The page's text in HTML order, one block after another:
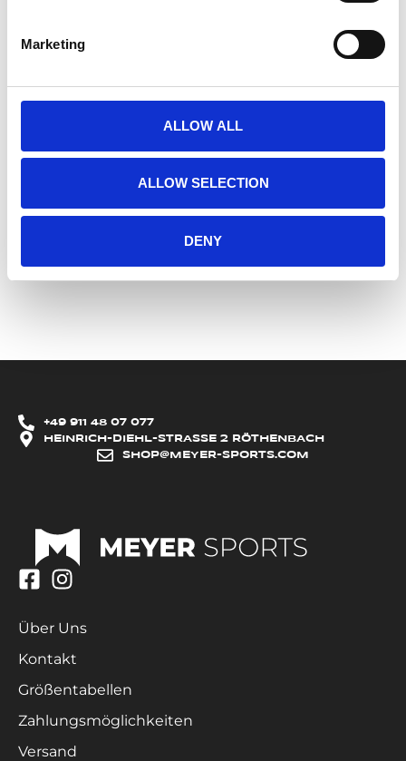
Marketing
ALLOW ALL
ALLOW SELECTION
DENY
Ersatz Rear Bumper, speziell für den Xenith
Wird an der Rückseite des Helms angebracht
Robuste Konstruktion für den Einsatz im
American Football
Einfach zu montierendes Helmzubehör
+49 911 48 07 077
HEINRICH-DIEHL-STRASSE 2 RÖTHENBACH
SHOP@MEYER-SPORTS.COM
Über Uns
Kontakt
Größentabellen
Zahlungsmöglichkeiten
Versand